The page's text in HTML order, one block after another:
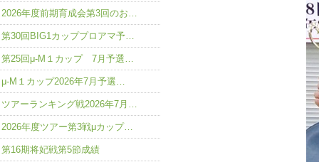
2026年度前期育成会第3回のお…
第30回BIG1カッププロアマ予…
第25回μ-M１カップ 7月予選…
μ-M１カップ2026年7月予選…
ツアーランキング戦2026年7月…
2026年度ツアー第3戦μカップ…
第16期将妃戦第5節成績